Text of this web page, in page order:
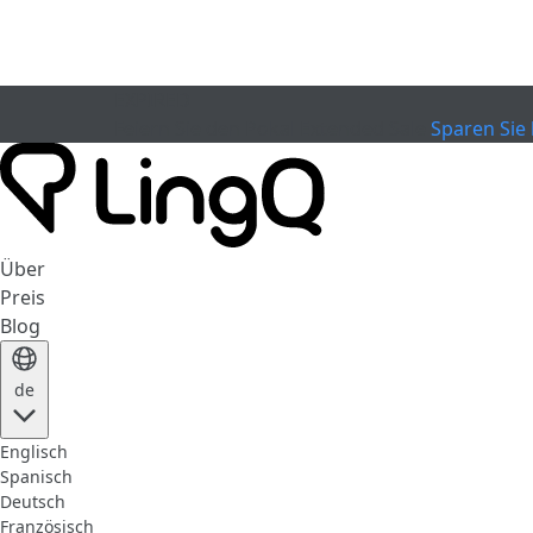
Sparen Sie
Über
Preis
Blog
de
Englisch
Spanisch
Deutsch
Französisch